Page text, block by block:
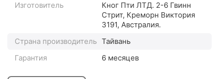
Изготовитель
Кног Пти ЛТД. 2-6 Гвинн
Стрит, Креморн Виктория
3191, Австралия.
Страна производитель Тайвань
Гарантия
6 месяцев